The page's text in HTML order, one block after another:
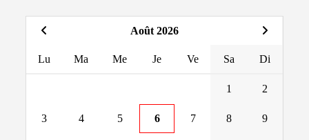
Août 2026
Lu Ma Me Je Ve Sa Di
1 2
3 4 5 6 7 8 9